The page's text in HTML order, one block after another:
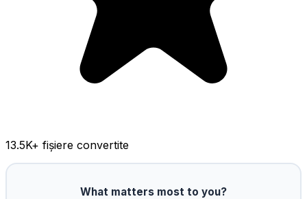
13.5K+ fișiere convertite
What matters most to you?